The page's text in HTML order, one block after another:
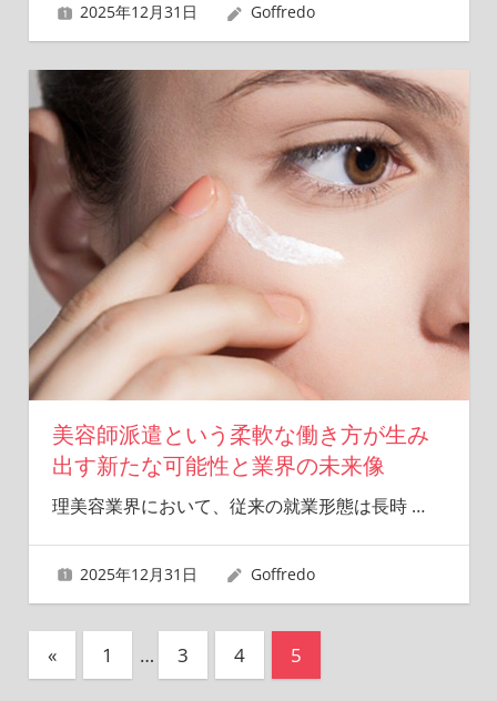
2025年12月31日 Goffredo
美容師派遣という柔軟な働き方が生み
出す新たな可能性と業界の未来像
理美容業界において、従来の就業形態は長時 …
2025年12月31日 Goffredo
投
«前
の
1 … 3 4 5